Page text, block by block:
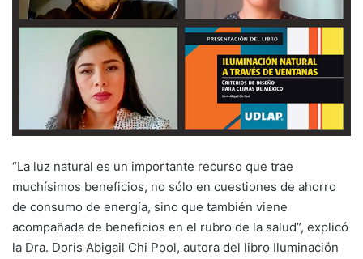
“La luz natural es un importante recurso que trae
muchísimos beneficios, no sólo en cuestiones de ahorro
de consumo de energía, sino que también viene
acompañada de beneficios en el rubro de la salud”, explicó
la Dra. Doris Abigail Chi Pool, autora del libro Iluminación